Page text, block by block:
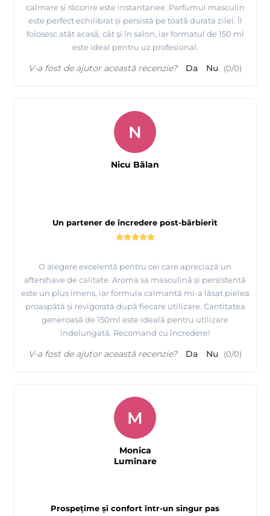
calmare și răcorire este instantanee. Parfumul masculin
este perfect echilibrat și persistă pe toată durata zilei. Îl
folosesc atât acasă, cât și în salon, iar formatul de 150 ml
este ideal pentru uz profesional.
V-a fost de ajutor această recenzie? Da Nu (0/0)
Un partener de încredere post-bărbierit
O alegere excelentă pentru cei care apreciază un
aftershave de calitate. Aroma sa masculină și persistentă
este un plus imens, iar formula calmantă mi-a lăsat pielea
proaspătă și revigorată după fiecare utilizare. Cantitatea
generoasă de 150ml este ideală pentru utilizare
îndelungată. Recomand cu încredere!
N
Nicu Bălan
V-a fost de ajutor această recenzie? Da Nu (0/0)
Prospețime și confort într-un singur pas
M
Monica
Lumînare